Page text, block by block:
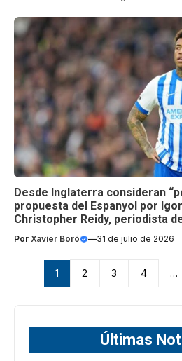
Desde Inglaterra consideran
propuesta del Espanyol por
Christopher Reidy, periodista
Por Xavier Boró —31 de julio de 2026
1 2 3 4 …
Últimas